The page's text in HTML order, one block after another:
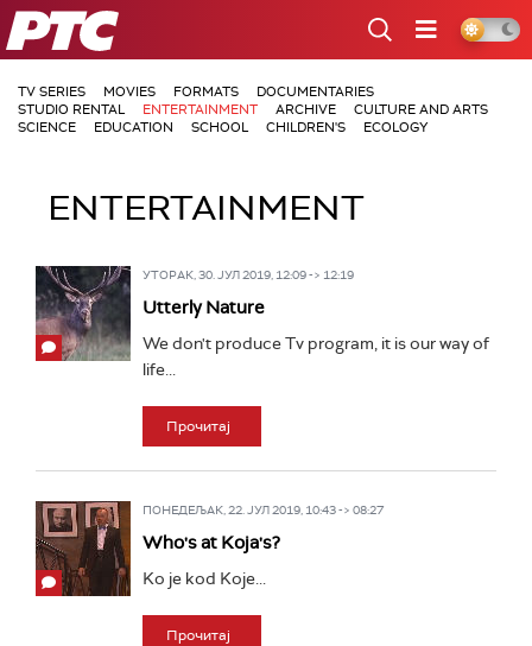
РТС
TV SERIES MOVIES FORMATS
DOCUMENTARIES
STUDIO RENTAL
ENTERTAINMENT ARCHIVE
CULTURE AND ARTS
SCIENCE
EDUCATION SCHOOL CHILDREN'S ECOLOGY
ENTERTAINMENT
УТОРАК, 30. ЈУЛ 2019, 12:09 -> 12:19
Utterly Nature
We don't produce Tv program, it is our way of
life...
Прочитај
ПОНЕДЕЉАК, 22. ЈУЛ 2019, 10:43 -> 08:27
Who's at Koja's?
Ko je kod Koje...
Прочитај